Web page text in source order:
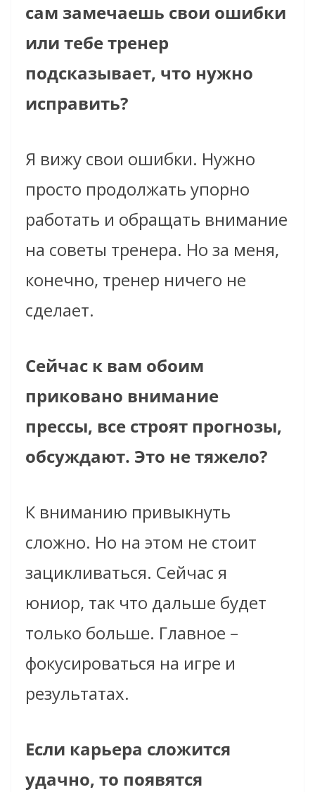
сам замечаешь свои ошибки
или тебе тренер
подсказывает, что нужно
исправить?
Я вижу свои ошибки. Нужно
просто продолжать упорно
работать и обращать внимание
на советы тренера. Но за меня,
конечно, тренер ничего не
сделает.
Сейчас к вам обоим
приковано внимание
прессы, все строят прогнозы,
обсуждают. Это не тяжело?
К вниманию привыкнуть
сложно. Но на этом не стоит
зацикливаться. Сейчас я
юниор, так что дальше будет
только больше. Главное –
фокусироваться на игре и
результатах.
Если карьера сложится
удачно, то появятся